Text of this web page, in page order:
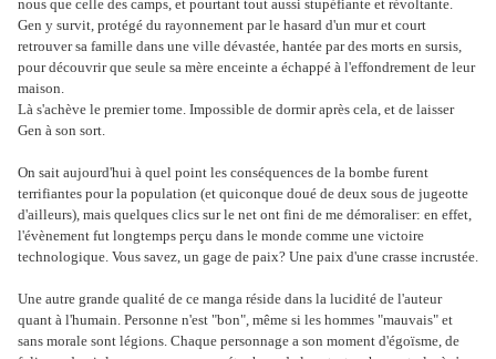
nous que celle des camps, et pourtant tout aussi stupéfiante et révoltante.
Gen y survit, protégé du rayonnement par le hasard d'un mur et court
retrouver sa famille dans une ville dévastée, hantée par des morts en sursis,
pour découvrir que seule sa mère enceinte a échappé à l'effondrement de leur
maison.
Là s'achève le premier tome. Impossible de dormir après cela, et de laisser
Gen à son sort.
On sait aujourd'hui à quel point les conséquences de la bombe furent
terrifiantes pour la population (et quiconque doué de deux sous de jugeotte
d'ailleurs), mais quelques clics sur le net ont fini de me démoraliser: en effet,
l'évènement fut longtemps perçu dans le monde comme une victoire
technologique. Vous savez, un gage de paix? Une paix d'une crasse incrustée.
Une autre grande qualité de ce manga réside dans la lucidité de l'auteur
quant à l'humain. Personne n'est "bon", même si les hommes "mauvais" et
sans morale sont légions. Chaque personnage a son moment d'égoïsme, de